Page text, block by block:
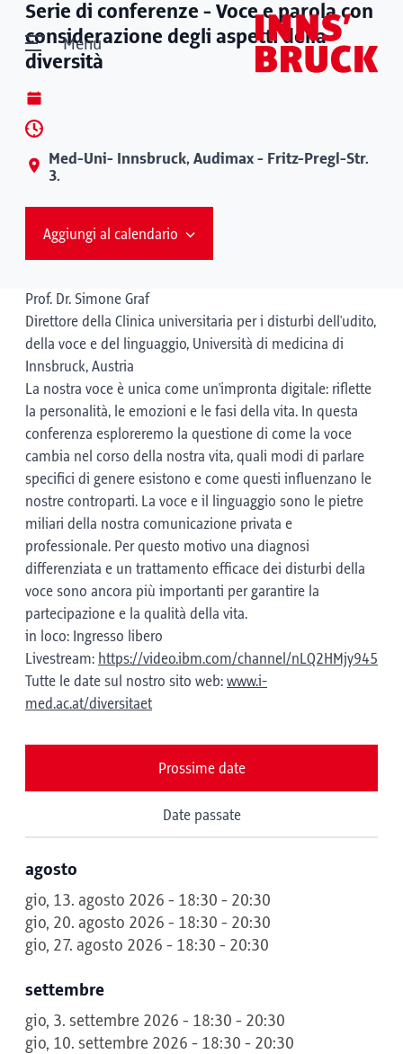
Menù
Serie di conferenze - Voce e parola con
considerazione degli aspetti della
diversità
Med-Uni- Innsbruck, Audimax - Fritz-Pregl-Str.
3.
Aggiungi al calendario
Prof. Dr. Simone Graf
Direttore della Clinica universitaria per i disturbi dell'udito,
della voce e del linguaggio, Università di medicina di
Innsbruck, Austria
La nostra voce è unica come un'impronta digitale: riflette
la personalità, le emozioni e le fasi della vita. In questa
conferenza esploreremo la questione di come la voce
cambia nel corso della nostra vita, quali modi di parlare
specifici di genere esistono e come questi influenzano le
nostre controparti. La voce e il linguaggio sono le pietre
miliari della nostra comunicazione privata e
professionale. Per questo motivo una diagnosi
differenziata e un trattamento efficace dei disturbi della
voce sono ancora più importanti per garantire la
partecipazione e la qualità della vita.
in loco: Ingresso libero
Livestream: https://video.ibm.com/channel/nLQ2HMjy945
Tutte le date sul nostro sito web: www.i-
med.ac.at/diversitaet
Prossime date
Date passate
agosto
gio, 13. agosto 2026 - 18:30 - 20:30
gio, 20. agosto 2026 - 18:30 - 20:30
gio, 27. agosto 2026 - 18:30 - 20:30
settembre
gio, 3. settembre 2026 - 18:30 - 20:30
gio, 10. settembre 2026 - 18:30 - 20:30